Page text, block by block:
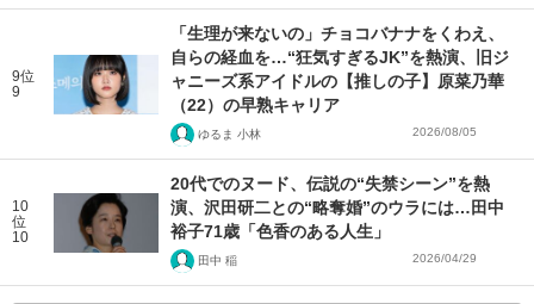
9位
9
「生理が来ないの」チョコバナナをくわえ、
自らの経血を…“狂気すぎるJK”を熱演、旧ジ
ャニーズ系アイドルの【推しの子】原菜乃華
（22）の早熟キャリア
ゆるま 小林 2026/08/05
10
位
10
20代でのヌード、伝説の“失禁シーン”を熱
演、沢田研二との“略奪婚”のウラには…田中
裕子71歳「色香のある人生」
田中 稲 2026/04/29